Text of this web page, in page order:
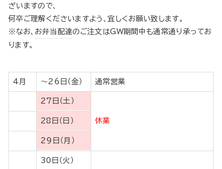
ざいますので、
何卒ご理解くださいますよう、宜しくお願い致します。
※なお、 お弁当配達のご注文はGW期間中も通常通り承ってお
ります。
4月 〜26日（金） 通常営業
27日（土）
休業
28日（日）
29日（月）
30日（火）